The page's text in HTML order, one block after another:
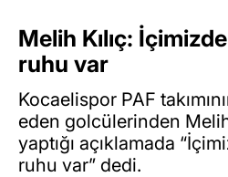
Melih Kılıç:
ruhu var
Kocaelispor PAF
eden golcülerinden
yaptığı açıklamada
ruhu var” dedi.